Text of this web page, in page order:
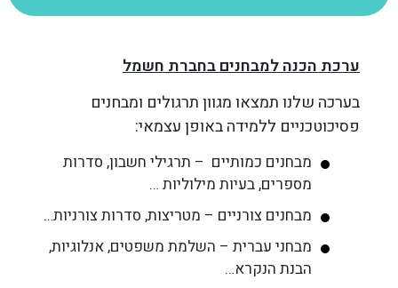
ערכת הכנה למבחנים בחברת חשמל
בערכה שלנו תמצאו מגוון תרגולים ומבחנים
פסיכוטכניים ללמידה באופן עצמאי:
מבחנים כמותיים – תרגילי חשבון, סדרות
מספרים, בעיות מילוליות …
מבחנים צורניים – מטריצות, סדרות צורניות…
מבחני עברית – השלמת משפטים, אנלוגיות,
הבנת הנקרא…